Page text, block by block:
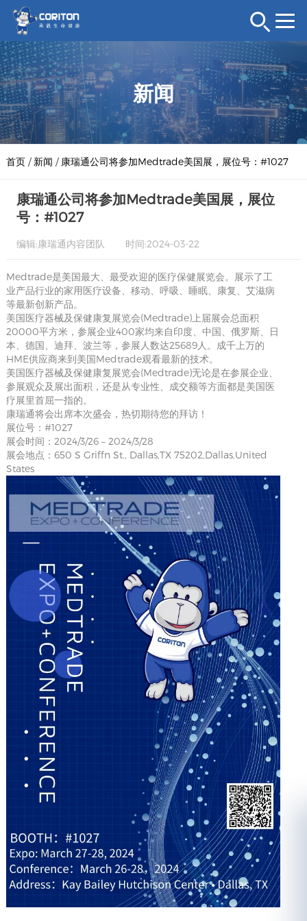
新闻
首页/ 新闻 / 康瑞通公司将参加Medtrade美国展，展位号：#1027
康瑞通公司将参加Medtrade美国展，展位
号：#1027
编辑:康瑞通内容团队 时间:2024-03-22
Medtrade是美国最大、最受欢迎的医疗保健展览会。展示了工
业产品行业的家用医疗设备、移动、呼吸、睡眠、康复、艾滋病
等最新创新产品。
美国医疗器械及保健康复展览会(Medtrade)上届展会总面积
20000平方米，参展企业400家均来自印度、中国、俄罗斯、日
本、德国、迪拜、波兰等，参展人数达25689人。成千上万的
HME供应商来到美国Medtrade观看最新的技术。
美国医疗器械及保健康复展览会(Medtrade)无论是在参展企业、
参展观众及展出面积，还是从专业性、成交额等方面都是美国医
疗展里首屈一指的。
康瑞通将会出席本次盛会，热切期待您的拜访！
展位号：#1027
展会时间：2024/3/26 – 2024/3/28
展会地点：650 S Griffn St., Dallas,TX 75202,Dallas,United
States